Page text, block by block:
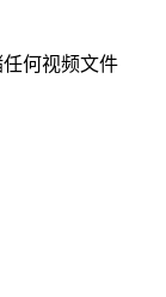
何视频文件